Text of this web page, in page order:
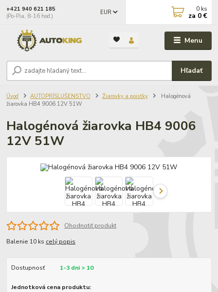
Menu
EUR
Hľadať
+421 940 621 185
(Po-Pia, 8-16 hod.)
0 ks
za 0 €
Úvod AUTOPRÍSLUŠENSTVO Žiarovky a poistky
Halogénová
žiarovka HB4 9006 12V 51W
Halogénová žiarovka HB4 9006
12V 51W
Ohodnotiť produkt
Balenie 10 ks celý popis
Dostupnosť 1-3 dni > 10
Jednotková cena produktu: